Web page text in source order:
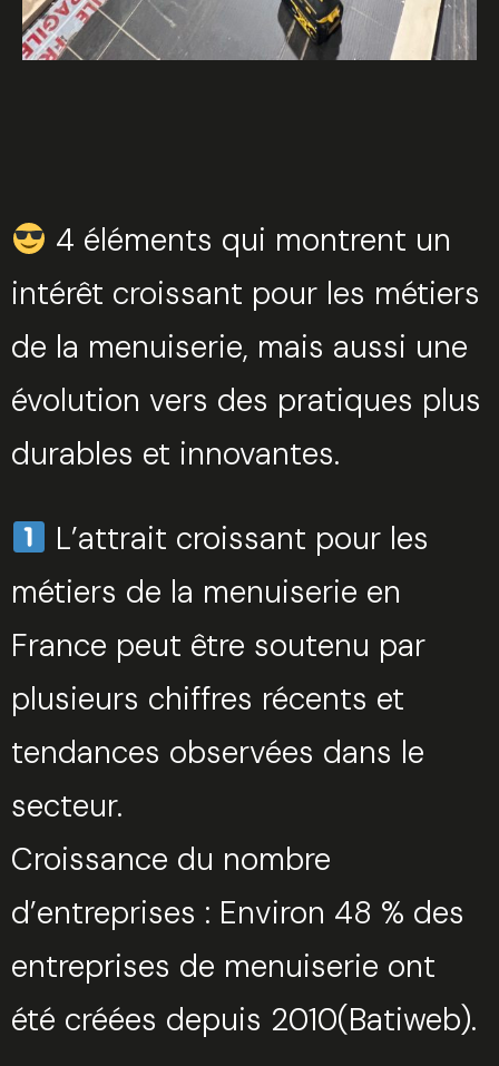
4 éléments qui montrent un
intérêt croissant pour les métiers
de la menuiserie, mais aussi une
évolution vers des pratiques plus
durables et innovantes.
L’attrait croissant pour les
métiers de la menuiserie en
France peut être soutenu par
plusieurs chiffres récents et
tendances observées dans le
secteur.
Croissance du nombre
d’entreprises : Environ 48 % des
entreprises de menuiserie ont
été créées depuis 2010(Batiweb).